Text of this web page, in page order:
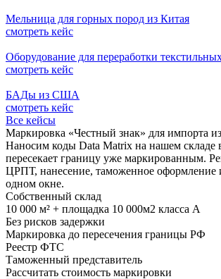
Мельница для горных пород из Китая
смотреть кейс
Оборудование для переработки
смотреть кейс
БАДы из США
смотреть кейс
Все кейсы
Маркировка «Честный знак» для импорта
Наносим коды Data Matrix на нашем
пересекает границу уже маркированным.
ЦРПТ, нанесение, таможенное оформление
одном окне.
Собственный склад
10 000 м² + площадка 10 000м2 класса А
Без рисков задержки
Маркировка до пересечения границы РФ
Реестр ФТС
Таможенный представитель
Рассчитать стоимость маркировки